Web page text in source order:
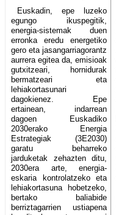
Euskadin, epe luzeko
egungo ikuspegitik,
energia-sistemak duen
erronka eredu energetiko
gero eta jasangarriagorantz
aurrera egitea da, emisioak
gutxitzeari, hornidurak
bermatzeari eta
lehiakortasunari
dagokienez. Epe
ertainean, indarrean
dagoen Euskadiko
2030erako Energia
Estrategiak (3E2030)
garatu beharreko
jarduketak zehazten ditu,
2030era arte, energia-
eskaria kontrolatzeko eta
lehiakortasuna hobetzeko,
bertako baliabide
berriztagarrien ustiapena